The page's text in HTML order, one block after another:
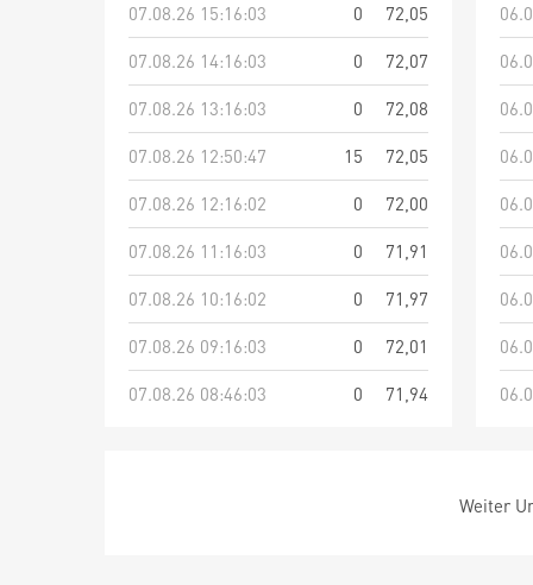
07.08.26 15:16:03
0
72,05
07.08.26 14:16:03
0
72,07
07.08.26 13:16:03
0
72,08
07.08.26 12:50:47
15
72,05
07.08.26 12:16:02
0
72,00
07.08.26 11:16:03
0
71,91
07.08.26 10:16:02
0
71,97
07.08.26 09:16:03
0
72,01
07.08.26 08:46:03
0 71,94
Weiter